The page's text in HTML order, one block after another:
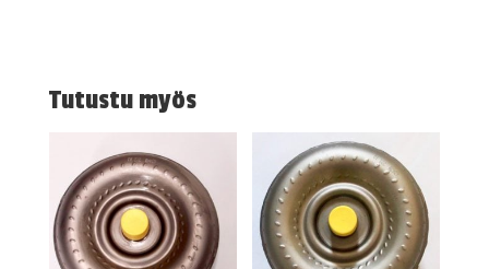
Tutustu myös